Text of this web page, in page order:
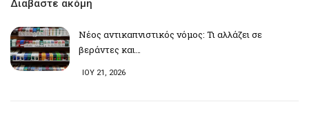
Διαβάστε ακόμη
Νέος αντικαπνιστικός νόμος: Τι αλλάζει σε
βεράντες και…
ΙΟΥ 21, 2026